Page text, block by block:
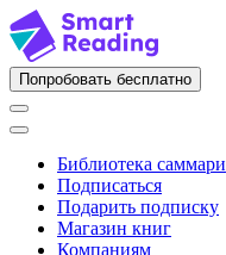
Попробовать бесплатно
Библиотека саммари
Подписаться
Подарить подписку
Магазин книг
Компаниям